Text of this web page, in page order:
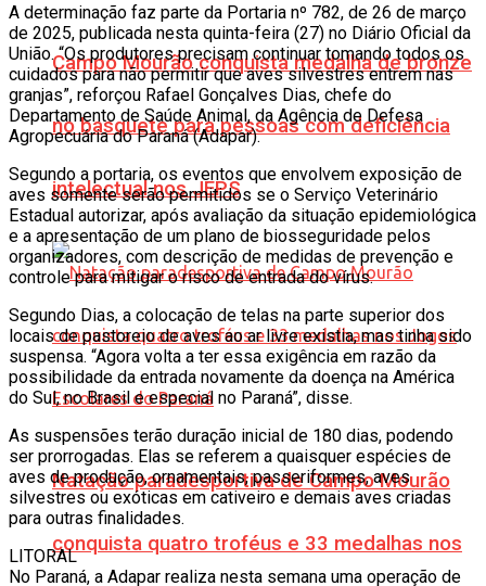
Campo Mourão conquista medalha de bronze
no basquete para pessoas com deficiência
intelectual nos JEPS
Natação paradesportiva de Campo Mourão
conquista quatro troféus e 33 medalhas nos
A determinação faz parte da Portaria nº 782, de 26 de março
de 2025, publicada nesta quinta-feira (27) no Diário Oficial da
União. “Os produtores precisam continuar tomando todos os
cuidados para não permitir que aves silvestres entrem nas
granjas”, reforçou Rafael Gonçalves Dias, chefe do
Departamento de Saúde Animal, da Agência de Defesa
Agropecuária do Paraná (Adapar).
Segundo a portaria, os eventos que envolvem exposição de
aves somente serão permitidos se o Serviço Veterinário
Estadual autorizar, após avaliação da situação epidemiológica
e a apresentação de um plano de biosseguridade pelos
organizadores, com descrição de medidas de prevenção e
controle para mitigar o risco de entrada do vírus.
Segundo Dias, a colocação de telas na parte superior dos
locais de pastoreio de aves ao ar livre existia, mas tinha sido
suspensa. “Agora volta a ter essa exigência em razão da
possibilidade da entrada novamente da doença na América
do Sul, no Brasil e especial no Paraná”, disse.
As suspensões terão duração inicial de 180 dias, podendo
ser prorrogadas. Elas se referem a quaisquer espécies de
aves de produção, ornamentais, passeriformes, aves
silvestres ou exóticas em cativeiro e demais aves criadas
para outras finalidades.
LITORAL
No Paraná, a Adapar realiza nesta semana uma operação de